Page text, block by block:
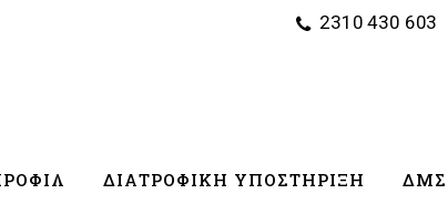
2310 430 603
ΔΙΑΤΡΟΦΙΚΗ ΥΠΟΣΤΉΡΙΞΗ ΔΜΣ